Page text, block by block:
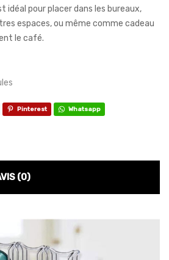
idéal pour placer dans les bureaux,
espaces, ou même comme cadeau
le café.
Pinterest Whatsapp
(0)